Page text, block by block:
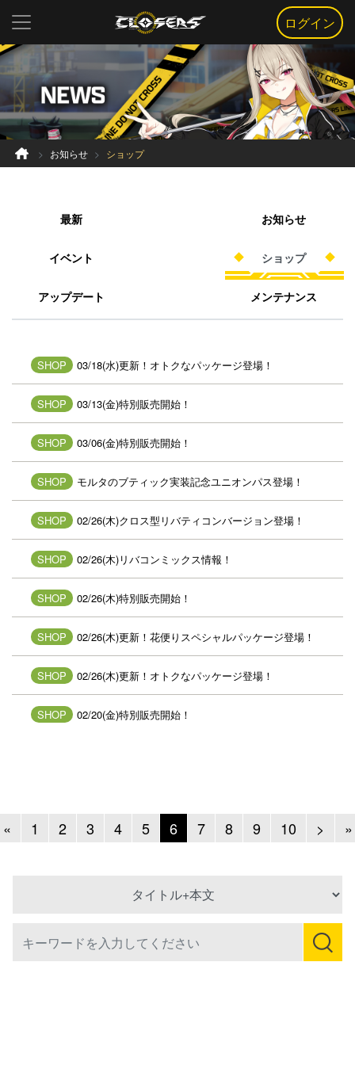
ログイン
お知らせ ショップ
最新 お知らせ
イベント ショップ
アップデート メンテナンス
SHOP 03/18(水)更新！オトクなパッケージ登場！
SHOP 03/13(金)特別販売開始！
SHOP 03/06(金)特別販売開始！
SHOP モルタのブティック実装記念ユニオンパス登場！
SHOP 02/26(木)クロス型リバティコンバージョン登場！
SHOP 02/26(木)リバコンミックス情報！
SHOP 02/26(木)特別販売開始！
SHOP 02/26(木)更新！花便りスペシャルパッケージ登場！
SHOP 02/26(木)更新！オトクなパッケージ登場！
SHOP 02/20(金)特別販売開始！
«Previous
1 2 3 4 5 6 7 8 9 10 > Next
»